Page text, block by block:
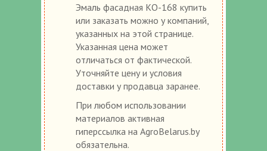
Эмаль фасадная КО-168 купить
или заказать можно у компаний,
указанных на этой странице.
Указанная цена может
отличаться от фактической.
Уточняйте цену и условия
доставки у продавца заранее.
При любом использовании
материалов активная
гиперссылка на AgroBelarus.by
обязательна.